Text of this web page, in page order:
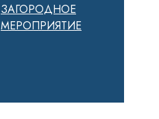
ЗАГОРОДНОЕ
МЕРОПРИЯТИЕ